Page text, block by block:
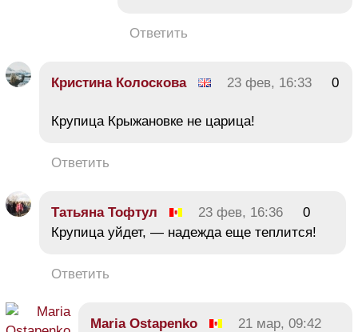
Ответить
Кристина Колоскова 23 фев, 16:33 0
Крупица Крыжановке не царица!
Ответить
Татьяна Тофтул 23 фев, 16:36
0
Крупица уйдет, — надежда еще теплится!
Ответить
Maria Ostapenko
21 мар, 09:42